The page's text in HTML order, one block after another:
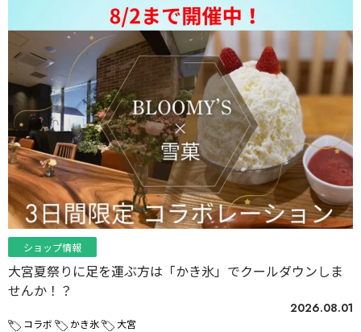
ショップ情報
大宮夏祭りに足を運ぶ方は「かき氷」でクールダウンしま
せんか！？
2026.08.01
コラボ かき氷 大宮